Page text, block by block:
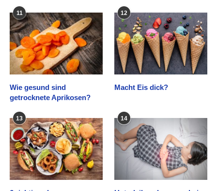
11
Wie gesund sind
getrocknete Aprikosen?
12
Macht Eis dick?
13 14